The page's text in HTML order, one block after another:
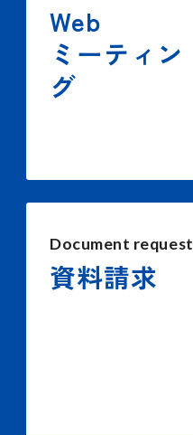
Web
ミーティン
グ
Document request
資料請求